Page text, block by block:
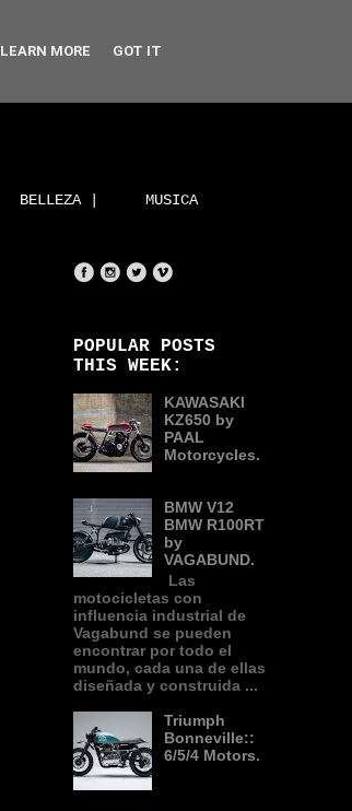
BELLEZA | MUSICA
POPULAR POSTS
THIS WEEK:
KAWASAKI
KZ650 by
PAAL
Motorcycles.
BMW V12
BMW R100RT
by
VAGABUND.
Las
motocicletas con
influencia industrial de
Vagabund se pueden
encontrar por todo el
mundo, cada una de ellas
diseñada y construida ...
Triumph
Bonneville::
6/5/4 Motors.
LEARN MORE GOT IT